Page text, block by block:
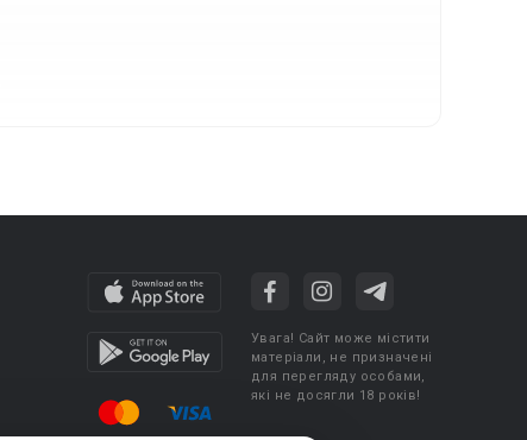
Увага! Сайт може містити
матеріали, не призначені
для перегляду особами,
які не досягли 18 років!